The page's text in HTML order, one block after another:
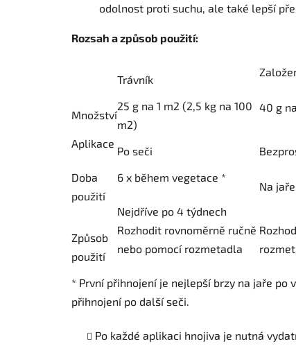
odolnost proti suchu, ale také lepší
Rozsah a způsob použití:
Trávník
Množství
25 g na 1 m2 (2,5 kg na 100
m2)
40 g
Aplikace
Po seči
Doba
použití
6 x během vegetace *
Nejdříve po 4 týdnech
Na
Způsob
použití
Rozhodit rovnoměrně ručně
nebo pomocí rozmetadla
* První přihnojení je nejlepší brzy na jaře
přihnojení po další seči.
Po každé aplikaci hnojiva je nutná